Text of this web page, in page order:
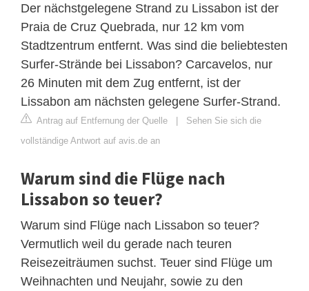
Der nächstgelegene Strand zu Lissabon ist der
Praia de Cruz Quebrada, nur 12 km vom
Stadtzentrum entfernt. Was sind die beliebtesten
Surfer-Strände bei Lissabon? Carcavelos, nur
26 Minuten mit dem Zug entfernt, ist der
Lissabon am nächsten gelegene Surfer-Strand.
Antrag auf Entfernung der Quelle | Sehen Sie sich die
vollständige Antwort auf avis.de an
Warum sind die Flüge nach
Lissabon so teuer?
Warum sind Flüge nach Lissabon so teuer?
Vermutlich weil du gerade nach teuren
Reisezeiträumen suchst. Teuer sind Flüge um
Weihnachten und Neujahr, sowie zu den